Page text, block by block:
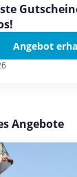
Angebot
Angebote